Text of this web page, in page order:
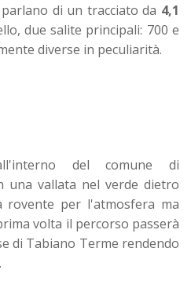
di un tracciato da 4,1
due salite principali: 700 e
diverse in peculiarità.
del comune di
una vallata nel verde dietro
rovente per l'atmosfera ma
volta il percorso passerà
di Tabiano Terme rendendo